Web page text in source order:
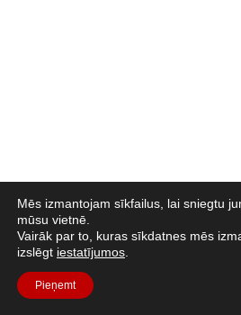
Mēs izmantojam sīkfailus, lai sniegtu
mūsu vietnē.
Vairāk par to, kuras sīkdatnes mēs
izslēgt iestatījumos
Pieņemt